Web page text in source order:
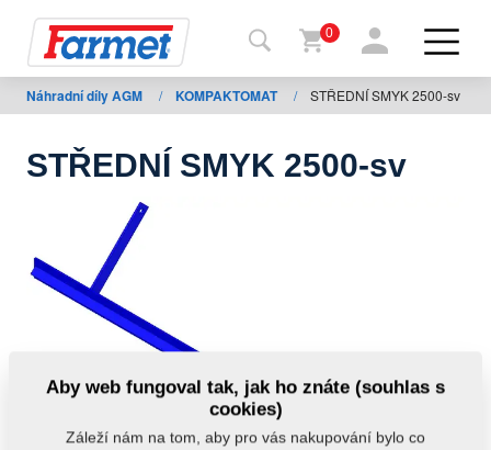
Zpět
na
Moje
stroje
stažení
0
Náhradní díly AGM / KOMPAKTOMAT / STŘEDNÍ SMYK 2500-sv
STŘEDNÍ SMYK 2500-sv
Aby web fungoval tak, jak ho znáte (souhlas s
cookies)
Záleží nám na tom, aby pro vás nakupování bylo co